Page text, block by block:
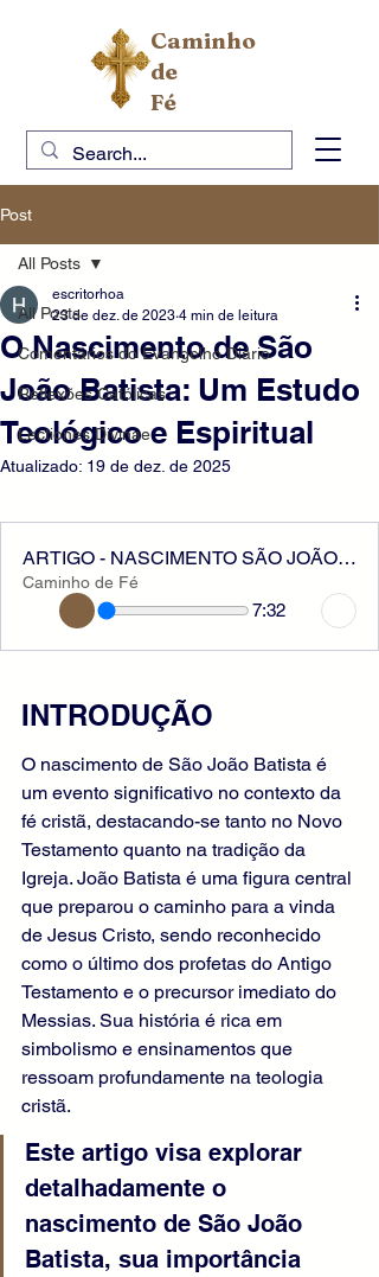
Caminho
de
Fé
Post
All Posts
Comentários do Evangelho Diário
Reflexões Católicas
Lectiones Divinae
All Posts
O Nascimento de São
João Batista: Um Estudo
Teológico e Espiritual
escritorhoa
23 de dez. de 2023 4 min de leitura
Atualizado: 19 de dez. de 2025
ARTIGO - NASCIMENTO SÃO JOÃO BATISTA
Caminho de Fé
7:32
INTRODUÇÃO
O nascimento de São João Batista é
um evento significativo no contexto da
fé cristã, destacando-se tanto no Novo
Testamento quanto na tradição da
Igreja. João Batista é uma figura central
que preparou o caminho para a vinda
de Jesus Cristo, sendo reconhecido
como o último dos profetas do Antigo
Testamento e o precursor imediato do
Messias. Sua história é rica em
simbolismo e ensinamentos que
ressoam profundamente na teologia
cristã.
Este artigo visa explorar
detalhadamente o
nascimento de São João
Batista, sua importância